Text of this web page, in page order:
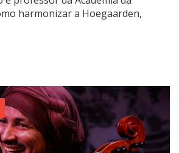
harmonizar a Hoegaarden,